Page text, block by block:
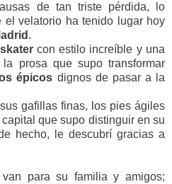
de tan triste pérdida, lo
el velatorio ha tenido lugar hoy
.
skatercon estilo increíble y una
prosa que supo transformar
épicos dignos de pasar a la
gafillas finas, los pies ágiles
que supo distinguir en su
hecho, le descubrí gracias a
van para su familia y amigos;